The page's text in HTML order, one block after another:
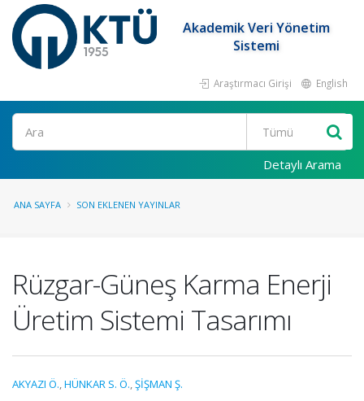
Akademik Veri Yönetim
Sistemi
Araştırmacı Girişi English
Ara
Detaylı Arama
ANA SAYFA SON EKLENEN YAYINLAR
Rüzgar-Güneş Karma Enerji
Üretim Sistemi Tasarımı
AKYAZI Ö.,HÜNKAR S. Ö.,ŞİŞMAN Ş.